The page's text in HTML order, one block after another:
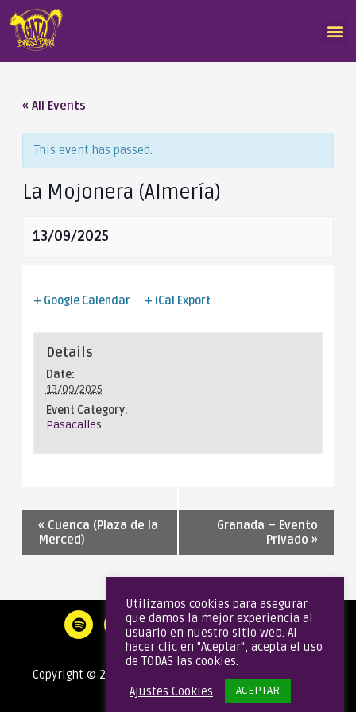
« All Events
This event has passed.
La Mojonera (Almería)
13/09/2025
+ Google Calendar + iCal Export
Details
Date:
13/09/2025
Event Category:
Pasacalles
« Cuenca (Plaza de la
Merced)
Granada – Evento
Privado»
Copyright © 2020 Gata Brass Band | Todos los derechos
reservados
Utilizamos cookies para asegurar
que damos la mejor experiencia al
usuario en nuestro sitio web. Al
hacer clic en "Aceptar", acepta el uso
de TODAS las cookies.
Ajustes Cookies ACEPTAR